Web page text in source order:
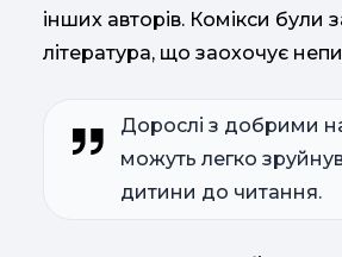
інших авторів. Комікси були
література, що заохочує
Дорослі з добрими
можуть легко
дитини до читання.